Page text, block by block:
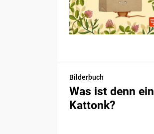
Bilderbuch
Was ist denn ein
Kattonk?